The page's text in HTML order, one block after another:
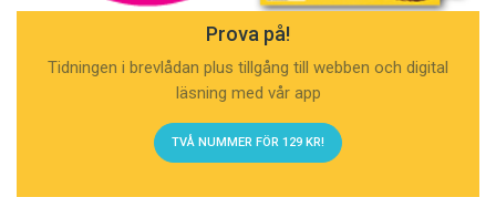
Prova på!
Tidningen i brevlådan plus tillgång till webben och digital
läsning med vår app
TVÅ NUMMER FÖR 129 KR!